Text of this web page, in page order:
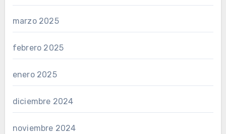
marzo 2025
febrero 2025
enero 2025
diciembre 2024
noviembre 2024